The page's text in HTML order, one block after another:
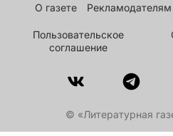
О газете Рекламодателям
Пользовательское
соглашение
© «Литературная